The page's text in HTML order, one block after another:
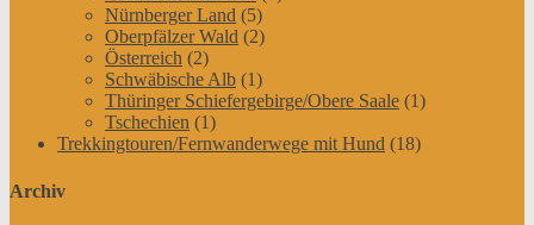
Nürnberger Land (5)
Oberpfälzer Wald (2)
Österreich (2)
Schwäbische Alb (1)
Thüringer Schiefergebirge/Obere Saale (1)
Tschechien (1)
Trekkingtouren/Fernwanderwege mit Hund (18)
Archiv